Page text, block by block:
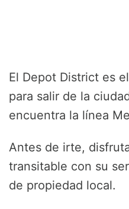
El Depot District es
para salir de la
encuentra la línea
Antes de irte,
transitable con su
de propiedad local.